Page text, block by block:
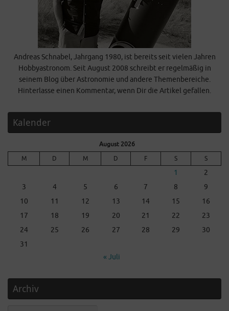
Andreas Schnabel, Jahrgang 1980, ist bereits seit vielen Jahren
Hobbyastronom. Seit August 2008 schreibt er regelmäßig in
seinem Blog über Astronomie und andere Themenbereiche.
Hinterlasse einen Kommentar, wenn Dir die Artikel gefallen.
Kalender
August 2026
M
D M D F S S
1
2
3
4 5 6 7 8
9
10
11 12 13 14 15
16
17
18 19 20 21 22
23
24
25 26 27 28 29
30
31
« Juli
Archiv